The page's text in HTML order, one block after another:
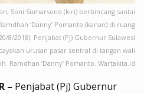
Soni Sumarsono (kiri) berbincang santai
‘Danny’ Pomanto (kanan) di ruang
8/2018). Penjabat (Pj) Gubernur Sulawesi
urusan pasar sentral di tangan wali
Ramdhan ‘Danny’ Pomanto. Wartakita.id
– Penjabat (Pj) Gubernur